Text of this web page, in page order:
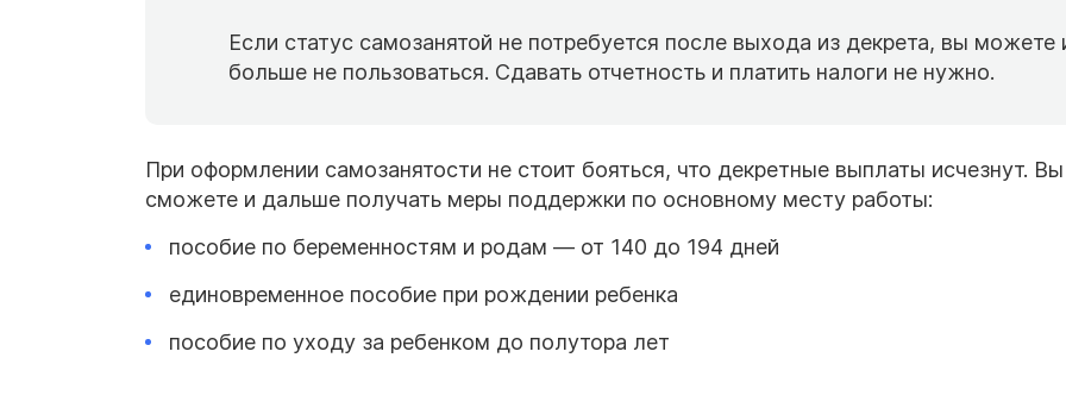
Если статус самозанятой не потребуется после выхода из декрета, вы можете
больше не пользоваться. Сдавать отчетность и платить налоги не нужно.
При оформлении самозанятости не стоит бояться, что декретные выплаты исчезнут. Вы
сможете и дальше получать меры поддержки по основному месту работы:
пособие по беременностям и родам — от 140 до 194 дней
единовременное пособие при рождении ребенка
пособие по уходу за ребенком до полутора лет